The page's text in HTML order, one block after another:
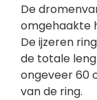
De
omgehaakte
De ijzeren
de totale
ongeveer 60
van de ring.